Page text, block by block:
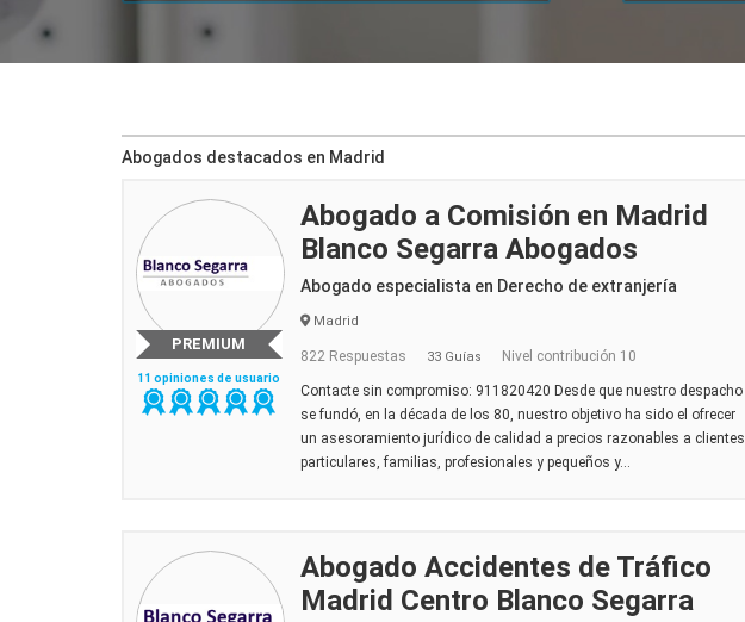
Abogados destacados en Madrid
PREMIUM
11 opiniones de usuario
Abogado a Comisión en Madrid
Blanco Segarra Abogados
Abogado especialista en Derecho de extranjería
Madrid
822 Respuestas 33 Guías Nivel contribución 10
Contacte sin compromiso: 911820420 Desde que nuestro despacho
se fundó, en la década de los 80, nuestro objetivo ha sido el ofrecer
un asesoramiento jurídico de calidad a precios razonables a clientes
particulares, familias, profesionales y pequeños y...
Abogado Accidentes de Tráfico
Madrid Centro Blanco Segarra